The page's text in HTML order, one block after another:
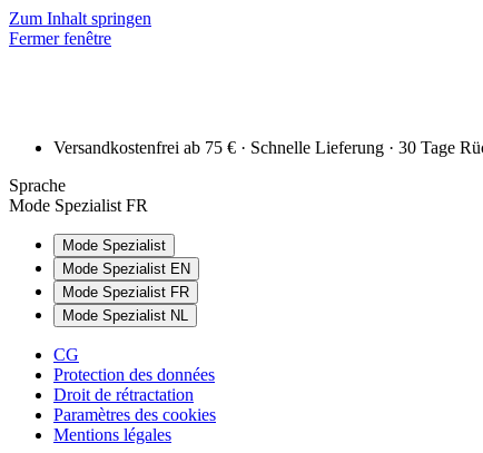
Zum Inhalt springen
Fermer fenêtre
Versandkostenfrei ab 75 € · Schnelle Lieferung · 30 Tage
Sprache
Mode Spezialist FR
Mode Spezialist
Mode Spezialist EN
Mode Spezialist FR
Mode Spezialist NL
CG
Protection des données
Droit de rétractation
Paramètres des cookies
Mentions légales